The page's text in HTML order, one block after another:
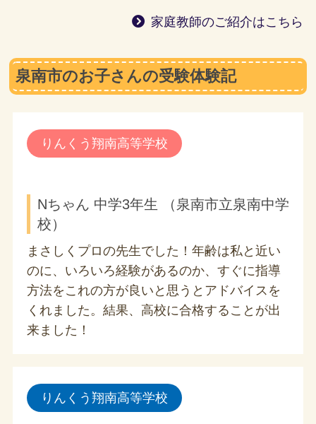
家庭教師のご紹介はこちら
泉南市のお子さんの受験体験記
りんくう翔南高等学校
Nちゃん 中学3年生 （泉南市立泉南中学
校）
まさしくプロの先生でした！年齢は私と近い
のに、いろいろ経験があるのか、すぐに指導
方法をこれの方が良いと思うとアドバイスを
くれました。結果、高校に合格することが出
来ました！
りんくう翔南高等学校